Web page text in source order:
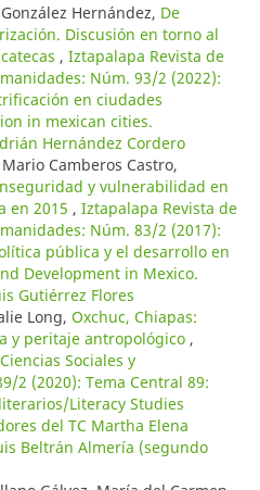
Hernández, De
Discusión en torno al
, Iztapalapa Revista de
Núm. 93/2 (2022):
en ciudades
in mexican cities.
Hernández Cordero
Camberos Castro,
y vulnerabilidad en
en 2015 , Iztapalapa Revista de
Núm. 83/2 (2017):
pública y el desarrollo en
Development in Mexico.
Gutiérrez Flores
Long, Oxchuc, Chiapas:
y peritaje antropológico ,
Sociales y
2 (2020): Tema Central 89:
Literacy Studies
del TC Martha Elena
Beltrán Almería (segundo